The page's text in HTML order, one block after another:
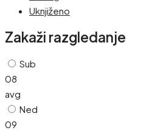
Uknjiženo
Zakaži razgledanje
Sub
08
avg
Ned
09